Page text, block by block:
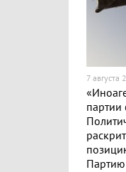
7
партии
Партию